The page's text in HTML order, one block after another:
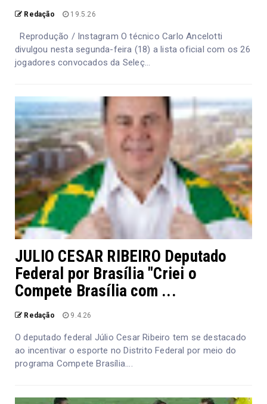
Redação 19.5.26
Reprodução / Instagram O técnico Carlo Ancelotti
divulgou nesta segunda-feira (18) a lista oficial com os 26
jogadores convocados da Seleç...
JULIO CESAR RIBEIRO Deputado
Federal por Brasília "Criei o
Compete Brasília com ...
Redação 9.4.26
O deputado federal Júlio Cesar Ribeiro tem se destacado
ao incentivar o esporte no Distrito Federal por meio do
programa Compete Brasília....